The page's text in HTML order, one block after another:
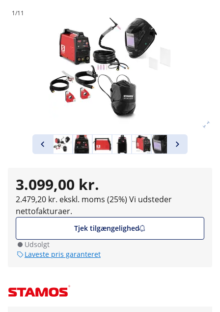
1/11
3.099,00 kr.
2.479,20 kr. ekskl. moms (25%) Vi udsteder
nettofakturaer.
Tjek tilgængelighed
Udsolgt
Laveste pris garanteret